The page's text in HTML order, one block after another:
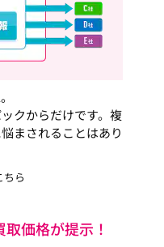
クからだけです。複
まされることはあり
ちら
価格が提示！